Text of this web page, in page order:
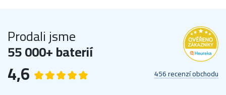
Prodali jsme
55 000+ baterií
4,6 456 recenzí obchodu